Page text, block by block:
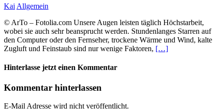
Kai Allgemein
© ArTo – Fotolia.com Unsere Augen leisten täglich Höchstarbeit,
wobei sie auch sehr beansprucht werden. Stundenlanges Starren auf
den Computer oder den Fernseher, trockene Wärme und Wind, kalte
Zugluft und Feinstaub sind nur wenige Faktoren, […]
Hinterlasse jetzt einen Kommentar
Kommentar hinterlassen
E-Mail Adresse wird nicht veröffentlicht.